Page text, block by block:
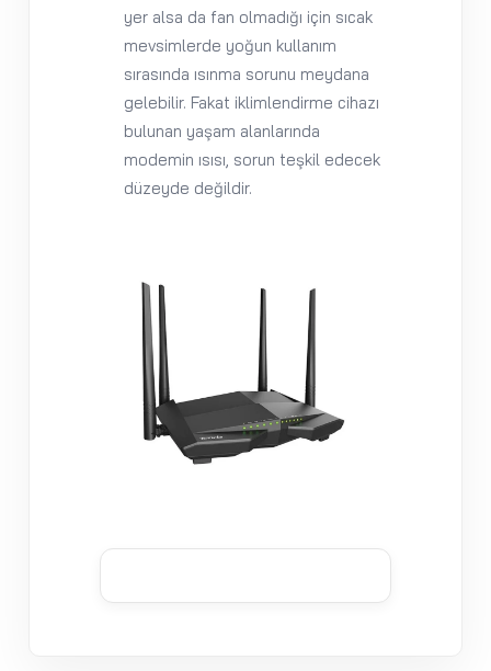
yer alsa da fan olmadığı için sıcak
mevsimlerde yoğun kullanım
sırasında ısınma sorunu meydana
gelebilir. Fakat iklimlendirme cihazı
bulunan yaşam alanlarında
modemin ısısı, sorun teşkil edecek
düzeyde değildir.